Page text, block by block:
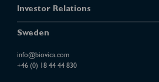
Investor Relations
Sweden
info@biovica.com
+46 (0) 18 44 44 830